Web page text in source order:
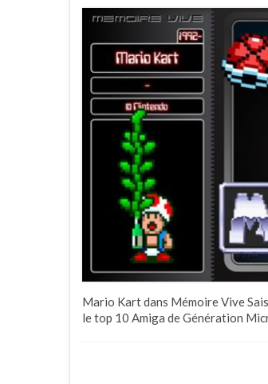
Mario Kart dans Mémoire Vive
le top 10 Amiga de Génération